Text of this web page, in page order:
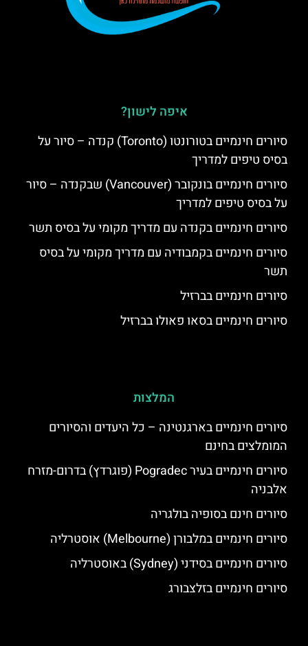
איפה לישון?
סיורים חינמיים בטורונטו (Toronto) קנדה – סיור על
בסיס טיפים למדריך
סיורים חינמיים בונקובר (Vancouver) שבקנדה – סיור
על בסיס טיפים למדריך
סיורים חינמיים בקנדה עם מדריך מקומי על בסיס תשר
סיורים חינמיים בקמבודיה עם מדריך מקומי על בסיס
תשר
סיורים חינמיים בברזיל
סיורים חינמיים בסאו פאולו בברזיל
המלצות
סיורים חינמיים בארגנטינה – כל היעדים והסיורים
המומלצים בחינם
סיורים חינמיים בעיר Pogradec (פוגרדץ) בדרום-מזרח
אלבניה
סיורים חינם בסופיה בולגריה
סיורים חינמיים במלבורן (Melbourne) אוסטרליה
סיורים חינמיים בסידני (Sydney) באוסטרליה
סיורים חינמיים בזלצבורג